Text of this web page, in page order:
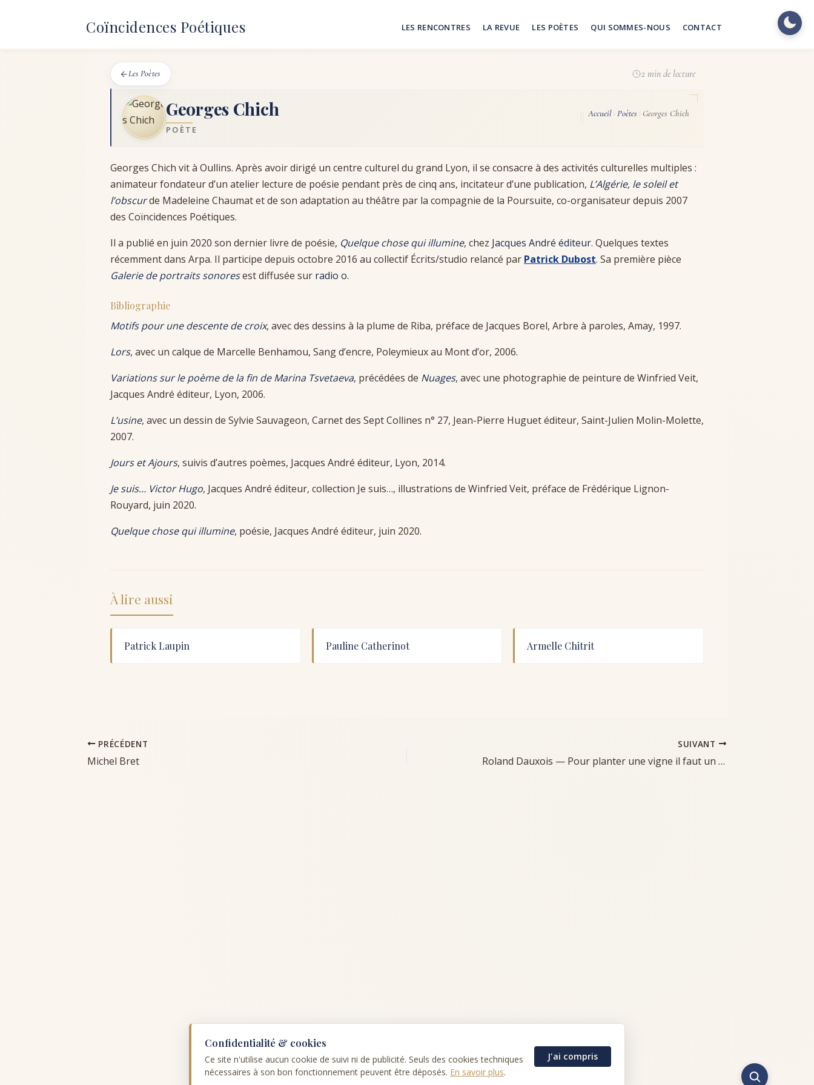
Coïncidences Poétiques LES RENCONTRES LA REVUE LES POÈTES QUI SOMMES-NOUS CONTACT
Les Poètes
Georges Chich
POÈTE
Accueil Poètes Georges Chich
2 min de lecture
Georges Chich vit à Oullins. Après avoir dirigé un centre culturel du grand Lyon, il se consacre à des activités culturelles multiples :
animateur fondateur d’un atelier lecture de poésie pendant près de cinq ans, incitateur d’une publication, L’Algérie, le soleil et
l’obscurde Madeleine Chaumat et de son adaptation au théâtre par la compagnie de la Poursuite, co-organisateur depuis 2007
des Coïncidences Poétiques.
Il a publié en juin 2020 son dernier livre de poésie, Quelque chose qui illumine, chez Jacques André éditeur. Quelques textes
récemment dans Arpa. Il participe depuis octobre 2016 au collectif Écrits/studio relancé par Patrick Dubost. Sa première pièce
Galerie de portraits sonoresest diffusée sur radio o.
Bibliographie
Motifs pour une descente de croix, avec des dessins à la plume de Riba, préface de Jacques Borel, Arbre à paroles, Amay, 1997.
Lors, avec un calque de Marcelle Benhamou, Sang d’encre, Poleymieux au Mont d’or, 2006.
Variations sur le poème de la fin de Marina Tsvetaeva, précédées de Nuages, avec une photographie de peinture de Winfried Veit,
Jacques André éditeur, Lyon, 2006.
L’usine, avec un dessin de Sylvie Sauvageon, Carnet des Sept Collines n° 27, Jean-Pierre Huguet éditeur, Saint-Julien Molin-Molette,
2007.
Jours et Ajours, suivis d’autres poèmes, Jacques André éditeur, Lyon, 2014.
Je suis… Victor Hugo, Jacques André éditeur, collection Je suis…, illustrations de Winfried Veit, préface de Frédérique Lignon-
Rouyard, juin 2020.
Quelque chose qui illumine, poésie, Jacques André éditeur, juin 2020.
À lire aussi
Patrick Laupin Pauline Catherinot Armelle Chitrit
PRÉCÉDENT
Michel Bret
SUIVANT
Roland Dauxois — Pour planter une vigne il faut un printemps, préface de Guillaume Dreidemie, éditions du serpent, 2026.
Confidentialité & cookies
Ce site n'utilise aucun cookie de suivi ni de publicité. Seuls des cookies techniques
nécessaires à son bon fonctionnement peuvent être déposés. En savoir plus.
J'ai compris